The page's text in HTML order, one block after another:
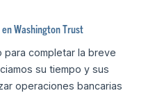
Washington Trust
para completar la breve
su tiempo y sus
operaciones bancarias